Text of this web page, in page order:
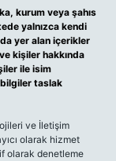
kurum veya şahıs
yalnızca kendi
yer alan içerikler
kişiler hakkında
ile isim
taslak
ve İletişim
olarak hizmet
olarak denetleme